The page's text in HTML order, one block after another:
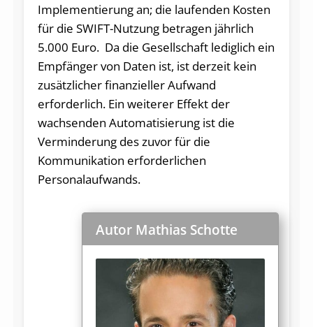
Implementierung an; die laufenden Kosten
für die SWIFT-Nutzung betragen jährlich
5.000 Euro. Da die Gesellschaft lediglich ein
Empfänger von Daten ist, ist derzeit kein
zusätzlicher finanzieller Aufwand
erforderlich. Ein weiterer Effekt der
wachsenden Automatisierung ist die
Verminderung des zuvor für die
Kommunikation erforderlichen
Personalaufwands.
Autor Mathias Schotte